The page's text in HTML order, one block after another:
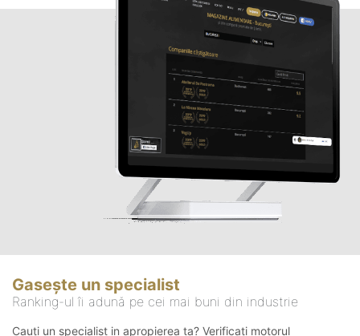
Gasește un specialist
Ranking-ul îi adună pe cei mai buni din industrie
Cauți un specialist in apropierea ta? Verificați motorul